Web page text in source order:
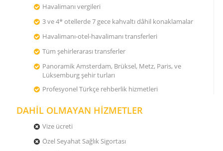
Havalimanı vergileri
3 ve 4* otellerde 7 gece kahvaltı dâhil konaklamalar
Havalimanı-otel-havalimanı transferleri
Tüm şehirlerarası transferler
Panoramik Amsterdam, Brüksel, Metz, Paris, ve
Lüksemburg şehir turları
Profesyonel Türkçe rehberlik hizmetleri
DAHİL OLMAYAN HİZMETLER
Vize ücreti
Özel Seyahat Sağlık Sigortası